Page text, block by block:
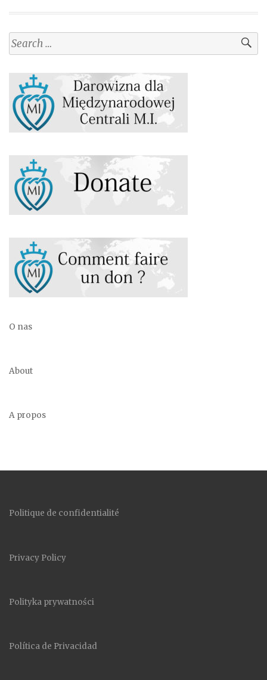
Search
for:
O nas
About
A propos
Politique de confidentialité
Privacy Policy
Polityka prywatności
Política de Privacidad